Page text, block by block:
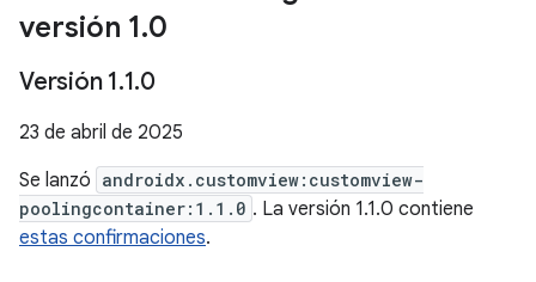
versión 1.0
Versión 1.1.0
23 de abril de 2025
Se lanzó androidx.customview:customview-
poolingcontainer:1.1.0 . La versión 1.1.0 contiene
estas confirmaciones.